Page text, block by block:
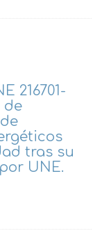
216701-
de
tras su
UNE.